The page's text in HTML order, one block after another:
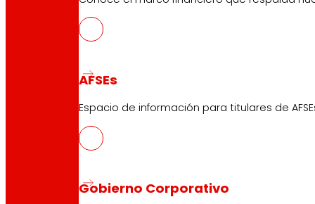
AFSEs
Espacio de información para titulares de
Gobierno Corporativo